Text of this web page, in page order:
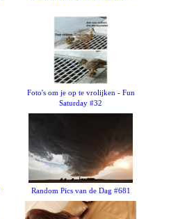
Foto's om je op te vrolijken - Fun
Saturday #32
Random Pics van de Dag #681